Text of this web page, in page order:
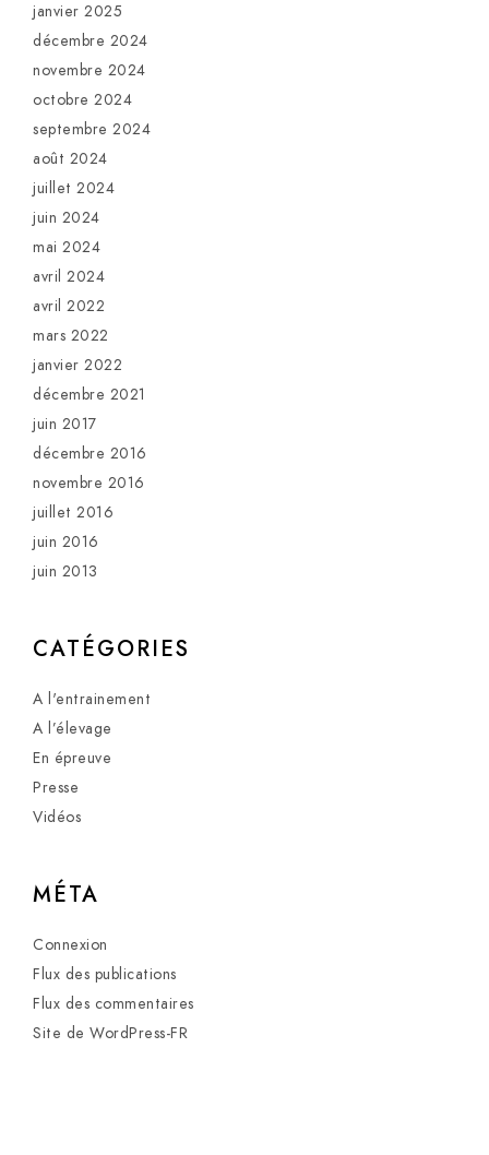
janvier 2025
décembre 2024
novembre 2024
octobre 2024
septembre 2024
août 2024
juillet 2024
juin 2024
mai 2024
avril 2024
avril 2022
mars 2022
janvier 2022
décembre 2021
juin 2017
décembre 2016
novembre 2016
juillet 2016
juin 2016
juin 2013
CATÉGORIES
A l'entrainement
A l’élevage
En épreuve
Presse
Vidéos
MÉTA
Connexion
Flux des publications
Flux des commentaires
Site de WordPress-FR